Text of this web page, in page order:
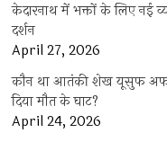
केदारनाथ में भक्तों के लिए नई
दर्शन
April 27, 2026
कौन था आतंकी शेख यूसुफ
दिया मौत के घाट?
April 24, 2026